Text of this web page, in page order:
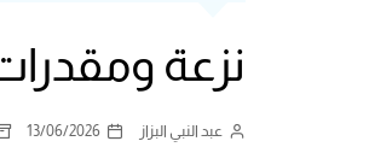
نزعة
عبد النبي البزاز 13/06/2026